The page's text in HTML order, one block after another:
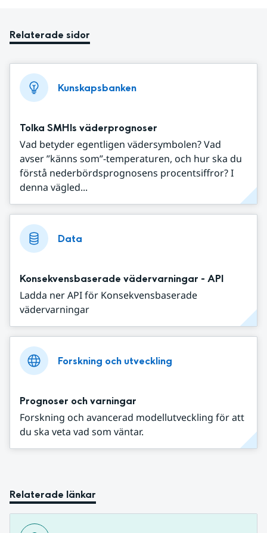
Relaterade sidor
Kunskapsbanken
Tolka SMHIs väderprognoser
Vad betyder egentligen vädersymbolen? Vad
avser ”känns som”-temperaturen, och hur ska du
förstå nederbördsprognosens procentsiffror? I
denna vägled...
Data
Konsekvensbaserade vädervarningar - API
Ladda ner API för Konsekvensbaserade
vädervarningar
Forskning och utveckling
Prognoser och varningar
Forskning och avancerad modellutveckling för att
du ska veta vad som väntar.
Relaterade länkar